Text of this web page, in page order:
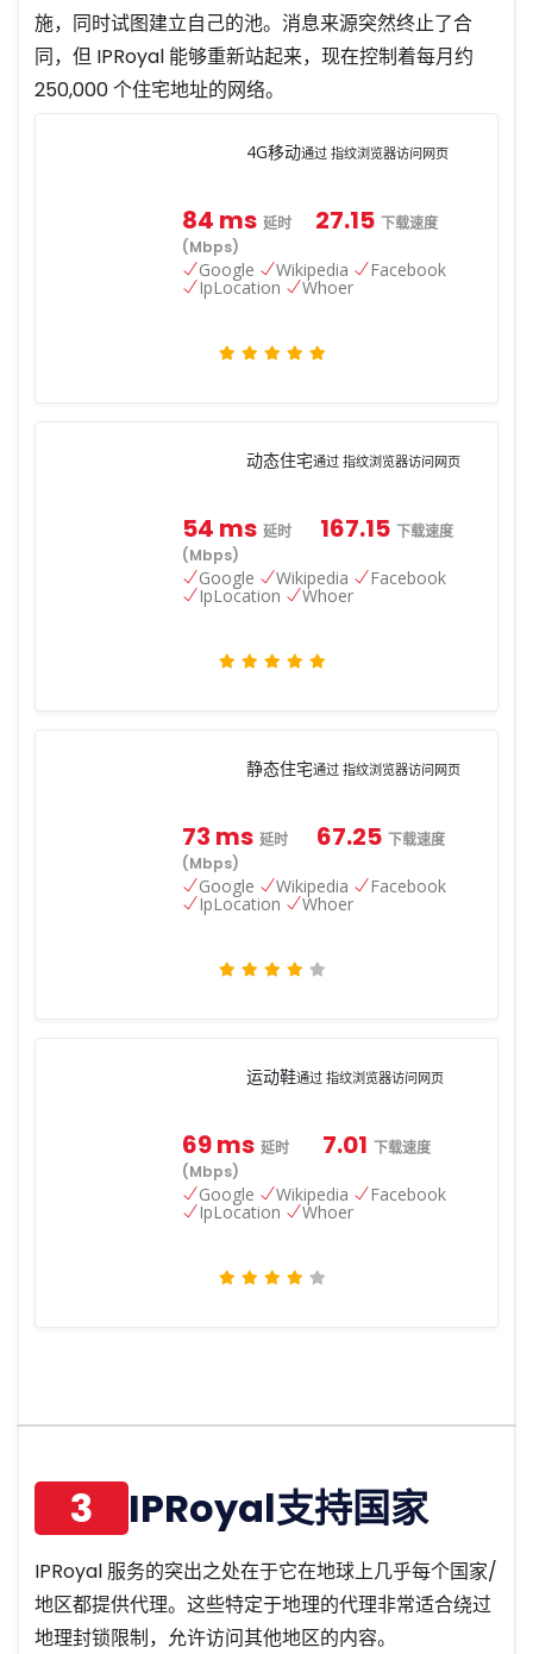
施，同时试图建立自己的池。消息来源突然终止了合
同，但 IPRoyal 能够重新站起来，现在控制着每月约
250,000 个住宅地址的网络。
4G移动通过 指纹浏览器访问网页
84 ms 延时 27.15 下载速度
(Mbps)
Google Wikipedia Facebook
IpLocation Whoer
动态住宅通过 指纹浏览器访问网页
54 ms 延时 167.15 下载速度
(Mbps)
Google Wikipedia Facebook
IpLocation Whoer
静态住宅通过 指纹浏览器访问网页
73 ms 延时 67.25 下载速度
(Mbps)
Google Wikipedia Facebook
IpLocation Whoer
运动鞋通过 指纹浏览器访问网页
69 ms 延时 7.01 下载速度
(Mbps)
Google Wikipedia Facebook
IpLocation Whoer
3 IPRoyal支持国家
IPRoyal 服务的突出之处在于它在地球上几乎每个国家/
地区都提供代理。这些特定于地理的代理非常适合绕过
地理封锁限制，允许访问其他地区的内容。